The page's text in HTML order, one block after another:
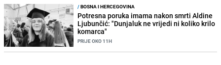
/BOSNA I HERCEGOVINA
Potresna poruka imama nakon smrti Aldine
Ljubunčić: "Dunjaluk ne vrijedi ni koliko krilo
komarca"
PRIJE OKO 11H